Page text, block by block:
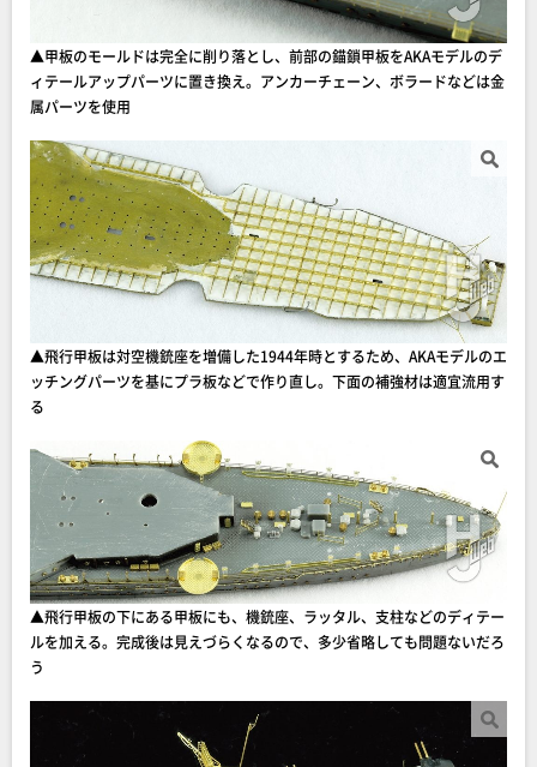
▲甲板のモールドは完全に削り落とし、前部の錨鎖甲板をAKAモデルのデ
ィテールアップパーツに置き換え。アンカーチェーン、ボラードなどは金
属パーツを使用
▲飛行甲板は対空機銃座を増備した1944年時とするため、AKAモデルのエ
ッチングパーツを基にプラ板などで作り直し。下面の補強材は適宜流用す
る
▲飛行甲板の下にある甲板にも、機銃座、ラッタル、支柱などのディテー
ルを加える。完成後は見えづらくなるので、多少省略しても問題ないだろ
う